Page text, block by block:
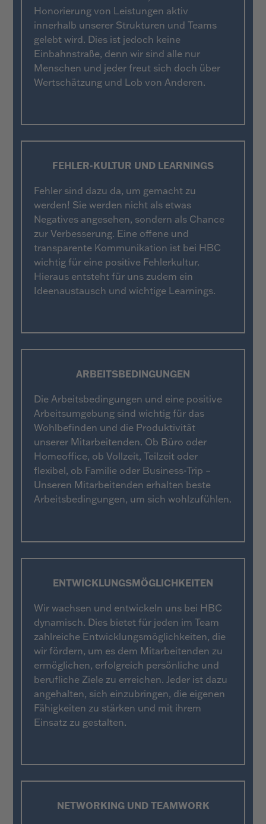
Honorierung von Leistungen aktiv
innerhalb unserer Strukturen und Teams
gelebt wird. Dies ist jedoch keine
Einbahnstraße, denn wir sind alle nur
Menschen und jeder freut sich doch über
Wertschätzung und Lob von Anderen.
FEHLER-KULTUR UND LEARNINGS
Fehler sind dazu da, um gemacht zu
werden! Sie werden nicht als etwas
Negatives angesehen, sondern als Chance
zur Verbesserung. Eine offene und
transparente Kommunikation ist bei HBC
wichtig für eine positive Fehlerkultur.
Hieraus entsteht für uns zudem ein
Ideenaustausch und wichtige Learnings.
ARBEITSBEDINGUNGEN
Die Arbeitsbedingungen und eine positive
Arbeitsumgebung sind wichtig für das
Wohlbefinden und die Produktivität
unserer Mitarbeitenden. Ob Büro oder
Homeoffice, ob Vollzeit, Teilzeit oder
flexibel, ob Familie oder Business-Trip –
Unseren Mitarbeitenden erhalten beste
Arbeitsbedingungen, um sich wohlzufühlen.
ENTWICKLUNGS­MÖGLICHKEITEN
Wir wachsen und entwickeln uns bei HBC
dynamisch. Dies bietet für jeden im Team
zahlreiche Entwicklungsmöglichkeiten, die
wir fördern, um es dem Mitarbeitenden zu
ermöglichen, erfolgreich persönliche und
berufliche Ziele zu erreichen. Jeder ist dazu
angehalten, sich einzubringen, die eigenen
Fähigkeiten zu stärken und mit ihrem
Einsatz zu gestalten.
NETWORKING UND TEAMWORK